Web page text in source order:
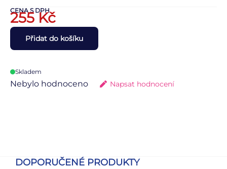
CENA S DPH
255Kč
Přidat do košíku
Skladem
Nebylo hodnoceno Napsat hodnocení
DOPORUČENÉ PRODUKTY